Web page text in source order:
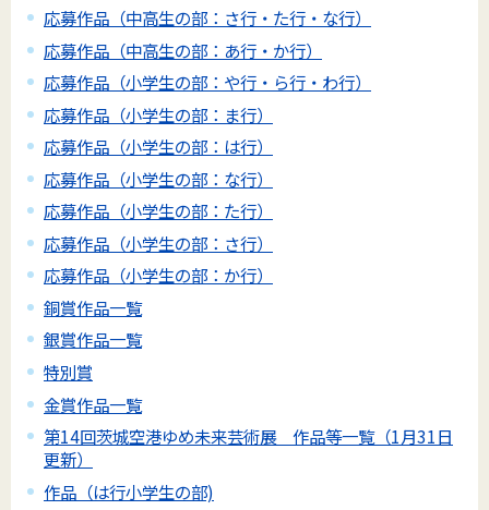
応募作品（中高生の部：さ行・た行・な行）
応募作品（中高生の部：あ行・か行）
応募作品（小学生の部：や行・ら行・わ行）
応募作品（小学生の部：ま行）
応募作品（小学生の部：は行）
応募作品（小学生の部：な行）
応募作品（小学生の部：た行）
応募作品（小学生の部：さ行）
応募作品（小学生の部：か行）
銅賞作品一覧
銀賞作品一覧
特別賞
金賞作品一覧
第14回茨城空港ゆめ未来芸術展 作品等一覧（1月31日
更新）
作品（は行小学生の部)